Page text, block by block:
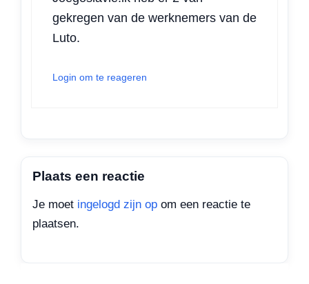
gekregen van de werknemers van de
Luto.
Login om te reageren
Plaats een reactie
Je moet ingelogd zijn op om een reactie te
plaatsen.